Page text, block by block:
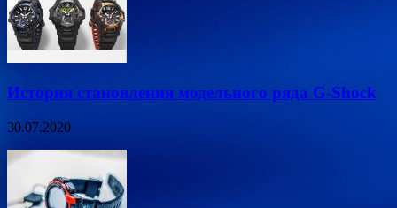
История становления модельного ряда G-Shock
30.07.2020